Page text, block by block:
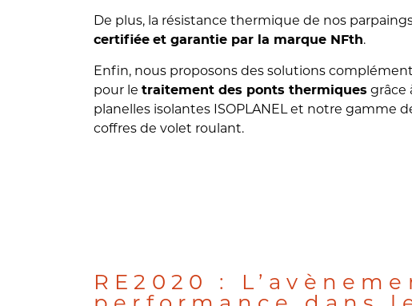
De plus, la résistance thermique de nos
certifiée et garantie par la marque NFth.
Enfin, nous proposons des solutions
pour le traitement des ponts thermiques grâce
planelles isolantes ISOPLANEL et notre gamme
coffres de volet roulant.
RE2020 :